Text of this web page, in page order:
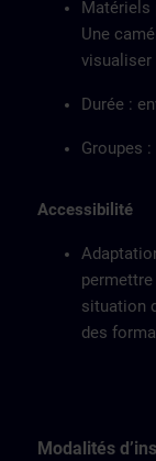
Matériels
Une
visualiser
Durée :
Groupes
Accessibilité
situation
des
Modalités